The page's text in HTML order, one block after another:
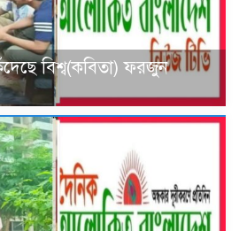
বিশ্ব(কবিতা) ফরজুন